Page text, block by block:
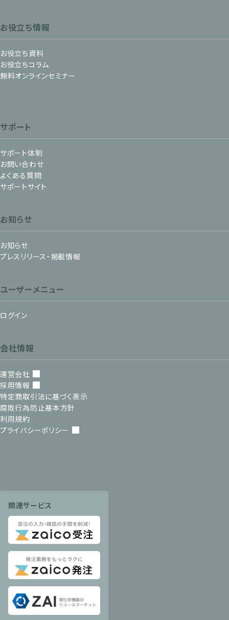
お役立ち情報
お役立ち資料
お役立ちコラム
無料オンラインセミナー
サポート
サポート体制
お問い合わせ
よくある質問
サポートサイト
お知らせ
お知らせ
プレスリリース・掲載情報
ユーザーメニュー
ログイン
会社情報
運営会社
採用情報
特定商取引法に基づく表示
腐敗行為防止基本方針
利用規約
プライバシーポリシー
関連サービス